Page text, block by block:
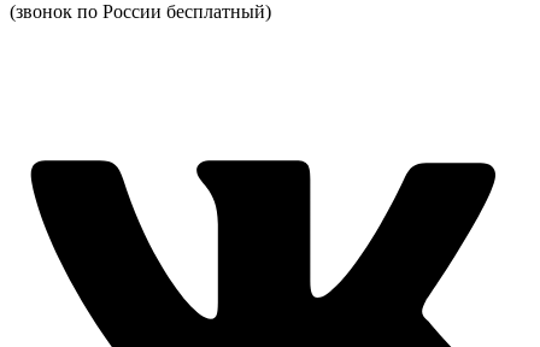
(звонок по России бесплатный)